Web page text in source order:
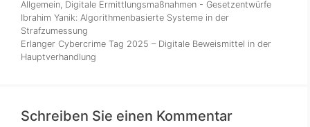
Kategorien
Allgemein Digitale Ermittlungsmaßnahmen - Gesetzentwürfe
Ibrahim Yanik: Algorithmenbasierte Systeme in der
Strafzumessung
Erlanger Cybercrime Tag 2025 – Digitale Beweismittel in der
Hauptverhandlung
Schreiben Sie einen Kommentar